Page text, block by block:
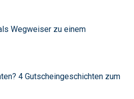
Wegweiser zu einem
4 Gutscheingeschichten zum